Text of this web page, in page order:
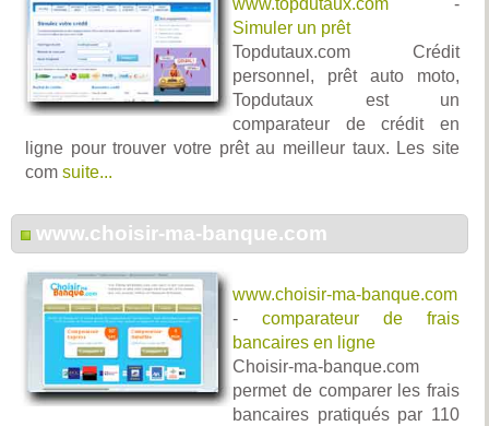
www.topdutaux.com -
Simuler un prêt
Topdutaux.com Crédit
personnel, prêt auto moto,
Topdutaux est un
comparateur de crédit en
ligne pour trouver votre prêt au meilleur taux. Les site
com suite...
www.choisir-ma-banque.com
www.choisir-ma-banque.com
- comparateur de frais
bancaires en ligne
Choisir-ma-banque.com
permet de comparer les frais
bancaires pratiqués par 110